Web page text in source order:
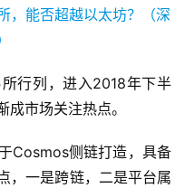
行列，进入2018年下半
市场关注热点。
Cosmos侧链打造，具备
，一是跨链，二是平台属